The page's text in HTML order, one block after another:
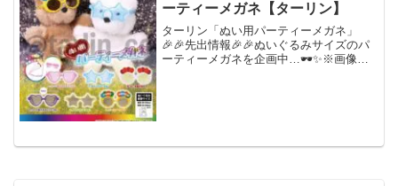
ーティーメガネ【ターリン】
ターリン「ぬい用パーティーメガネ」
🎉🎉先出情報🎉🎉ぬいぐるみサイズのパ
ーティーメガネを企画中…🕶️✨※画像は